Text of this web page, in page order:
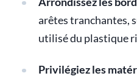
arêtes tranchantes,
utilisé du plastique
Privilégiez les